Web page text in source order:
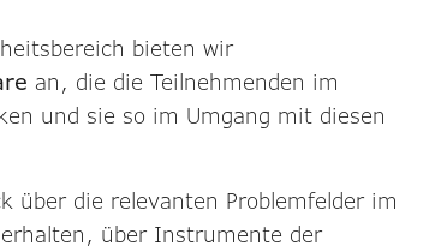
bieten wir
an, die die Teilnehmenden im
und sie so im Umgang mit diesen
über die relevanten Problemfelder im
über Instrumente der